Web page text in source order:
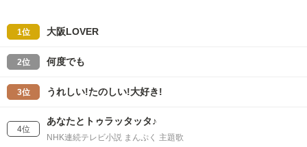
1位 大阪LOVER
2位 何度でも
3位 うれしい!たのしい!大好き!
4位
あなたとトゥラッタッタ♪
NHK連続テレビ小説 まんぷく 主題歌